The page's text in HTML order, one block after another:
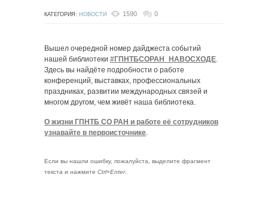
КАТЕГОРИЯ: НОВОСТИ 1590 0
Вышел очередной номер дайджеста событий
нашей библиотеки #ГПНТБСОРАН_НАВОСХОДЕ.
Здесь вы найдёте подробности о работе
конференций, выставках, профессиональных
праздниках, развитии международных связей и
многом другом, чем живёт наша библиотека.
О жизни ГПНТБ СО РАН и работе её сотрудников
узнавайте в первоисточнике.
Если вы нашли ошибку, пожалуйста, выделите фрагмент
текста и нажмите Ctrl+Enter.